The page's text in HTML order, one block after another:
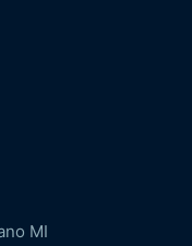
MI